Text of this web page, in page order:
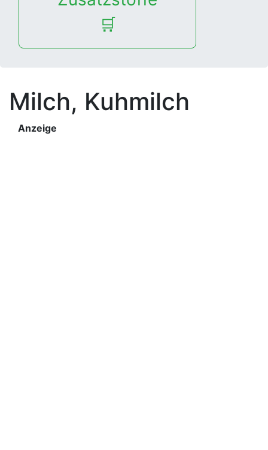
🛒
Milch, Kuhmilch
Anzeige